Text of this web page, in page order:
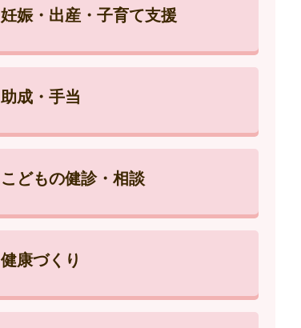
妊娠・出産・子育て支援
助成・手当
こどもの健診・相談
健康づくり